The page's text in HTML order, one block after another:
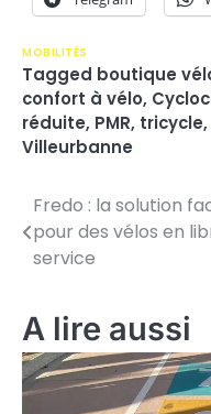
MOBILITÉS
Tagged boutique
confort à vélo,
réduite, PMR, tricycle,
Villeurbanne
N
a
i
g
Fredo : la solution
pour des vélos en
service
A lire aussi